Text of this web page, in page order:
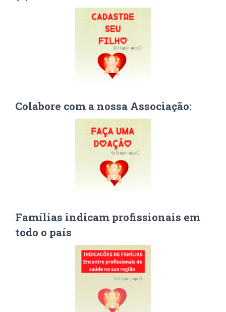
posts
Colabore com a nossa Associação:
Famílias indicam profissionais em
todo o país